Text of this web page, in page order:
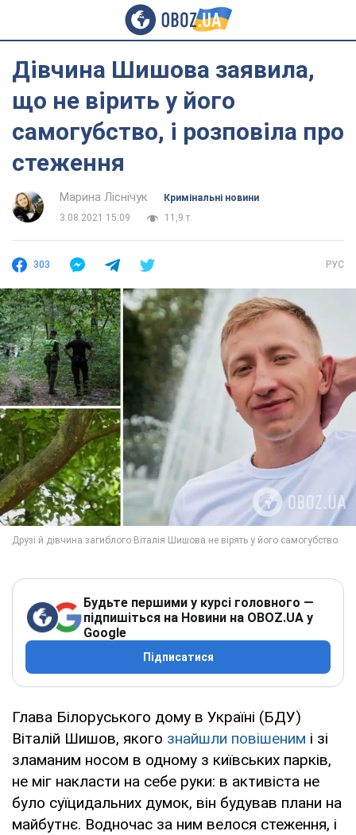
Дівчина Шишова заявила,
що не вірить у його
самогубство, і розповіла про
стеження
Марина Ліснічук
Кримінальні новини
3.08.2021 15:09
11,9 т.
303 РУС
Будьте першими у курсі головного —
підпишіться на Новини на OBOZ.UA у
Google
Підписатися
Глава Білоруського дому в Україні (БДУ)
Віталій Шишов, якого знайшли повішеним і зі
зламаним носом в одному з київських парків,
не міг накласти на себе руки: в активіста не
було суїцидальних думок, він будував плани на
майбутнє. Водночас за ним велося стеження, і